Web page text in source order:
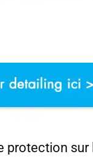
protection sur